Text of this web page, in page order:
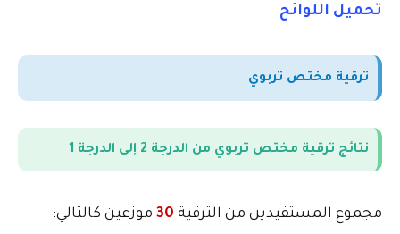
تحميل اللوائح
ترقية مختص تربوي
نتائج ترقية مختص تربوي من الدرجة 2 إلى الدرجة 1
مجموع المستفيدين من الترقية 30 موزعين كالتالي: